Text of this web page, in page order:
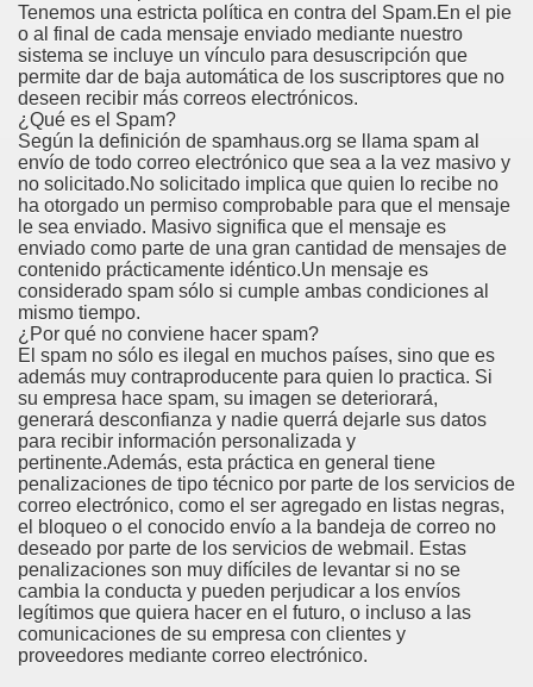
Tenemos una estricta política en contra del Spam.En el pie
o al final de cada mensaje enviado mediante nuestro
sistema se incluye un vínculo para desuscripción que
permite dar de baja automática de los suscriptores que no
deseen recibir más correos electrónicos.
¿Qué es el Spam?
Según la definición de spamhaus.org se llama spam al
envío de todo correo electrónico que sea a la vez masivo y
no solicitado.No solicitado implica que quien lo recibe no
ha otorgado un permiso comprobable para que el mensaje
le sea enviado. Masivo significa que el mensaje es
enviado como parte de una gran cantidad de mensajes de
contenido prácticamente idéntico.Un mensaje es
considerado spam sólo si cumple ambas condiciones al
mismo tiempo.
¿Por qué no conviene hacer spam?
El spam no sólo es ilegal en muchos países, sino que es
además muy contraproducente para quien lo practica. Si
su empresa hace spam, su imagen se deteriorará,
generará desconfianza y nadie querrá dejarle sus datos
para recibir información personalizada y
pertinente.Además, esta práctica en general tiene
penalizaciones de tipo técnico por parte de los servicios de
correo electrónico, como el ser agregado en listas negras,
el bloqueo o el conocido envío a la bandeja de correo no
deseado por parte de los servicios de webmail. Estas
penalizaciones son muy difíciles de levantar si no se
cambia la conducta y pueden perjudicar a los envíos
legítimos que quiera hacer en el futuro, o incluso a las
comunicaciones de su empresa con clientes y
proveedores mediante correo electrónico.